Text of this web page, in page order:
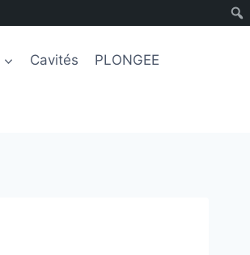
Cavités PLONGEE